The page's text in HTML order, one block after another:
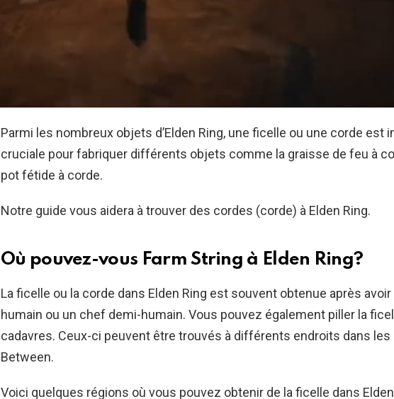
Parmi les nombreux objets d’Elden Ring, une ficelle ou une corde est
cruciale pour fabriquer différents objets comme la graisse de feu à
pot fétide à corde.
Notre guide vous aidera à trouver des cordes (corde) à Elden Ring.
Où pouvez-vous Farm String à Elden Ring?
La ficelle ou la corde dans Elden Ring est souvent obtenue après
humain ou un chef demi-humain. Vous pouvez également piller la
cadavres. Ceux-ci peuvent être trouvés à différents endroits dans les
Between.
Voici quelques régions où vous pouvez obtenir de la ficelle dans